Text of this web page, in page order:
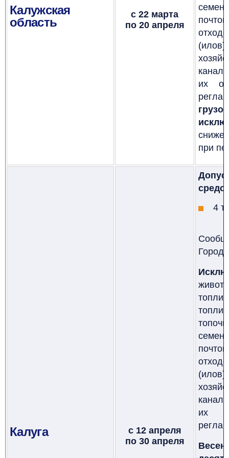
Калужская
область
с 22 марта
по 20 апреля
(илов)
их
при
Калуга
с 12 апреля
по 30 апреля
4
(илов)
их